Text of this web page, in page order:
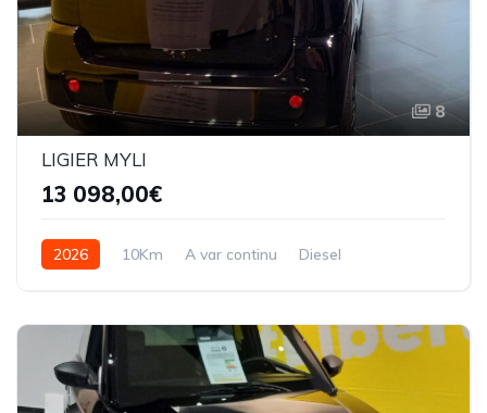
8
LIGIER MYLI
13 098,00€
2026 10Km A var continu Diesel